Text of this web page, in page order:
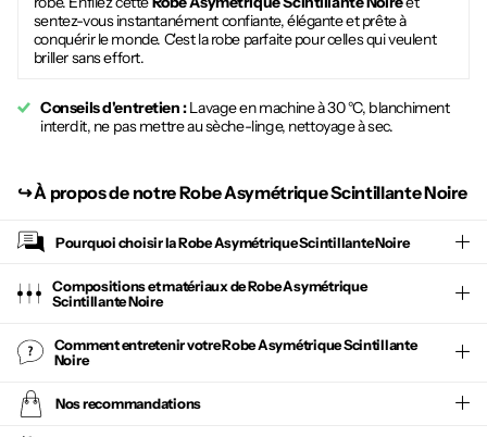
sentez-vous instantanément confiante, élégante et prête à
conquérir le monde. C'est la robe parfaite pour celles qui veulent
briller sans effort.
Conseils d'entretien :Lavage en machine à 30 °C, blanchiment
interdit, ne pas mettre au sèche-linge, nettoyage à sec.
↪︎À propos de notre Robe Asymétrique Scintillante Noire
Pourquoi choisir laRobe Asymétrique Scintillante Noire
Compositions et matériaux de Robe Asymétrique
Scintillante Noire
Comment entretenir votreRobe Asymétrique Scintillante
Noire
Nos recommandations